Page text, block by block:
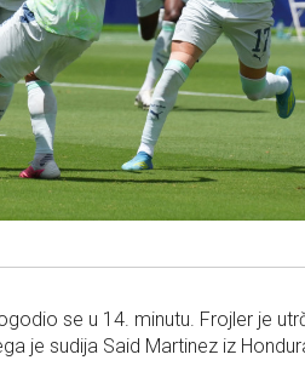
se u 14. minutu. Frojler je
je sudija Said Martinez iz